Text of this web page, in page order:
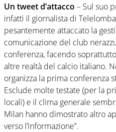
Un tweet d’attacco – Sul suo
infatti il giornalista di
pesantemente attaccato la
comunicazione del club
conferenza, facendo
altre realtà del calcio italiano.
organizza la prima conferenza
Esclude molte testate (per la
locali) e il clima generale
Milan hanno dimostrato altro
verso l’informazione”.